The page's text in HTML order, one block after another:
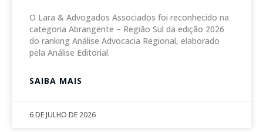
O Lara & Advogados Associados foi reconhecido na
categoria Abrangente – Região Sul da edição 2026
do ranking Análise Advocacia Regional, elaborado
pela Análise Editorial.
SAIBA MAIS
6 DE JULHO DE 2026